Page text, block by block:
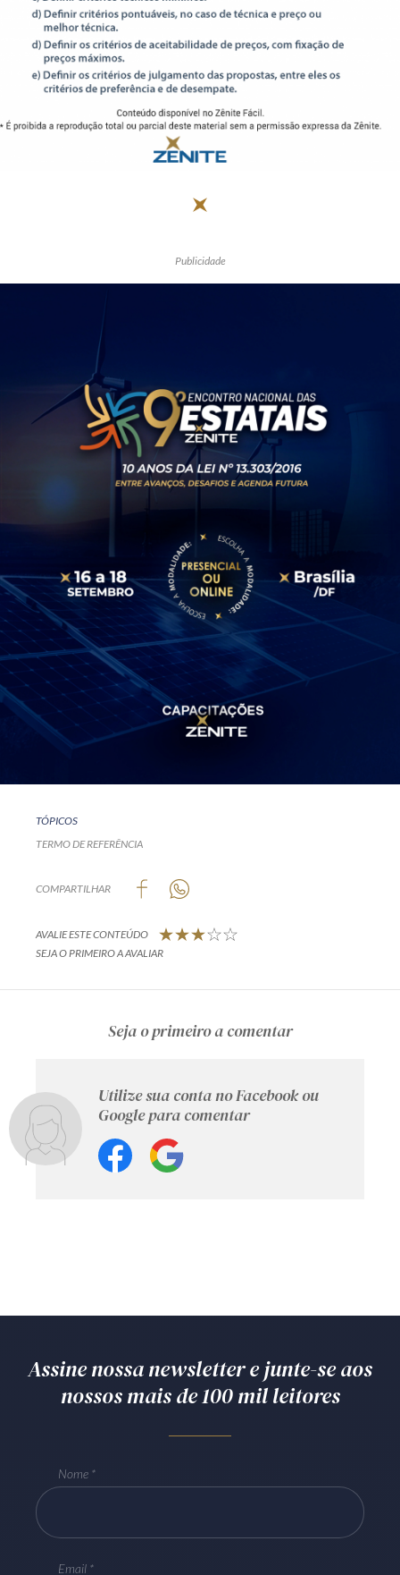
Av. Sete de Setembro, 4698
Batel Curitiba/PR CEP80240-000
Telefone (41) 2109-8666
Whatsapp (41) 98881-6616
Publicidade
TÓPICOS
TERMO DE REFERÊNCIA
COMPARTILHAR
AVALIE ESTE CONTEÚDO
SEJA O PRIMEIRO A AVALIAR
Seja o primeiro a comentar
Utilize sua conta no Facebook ou
Google para comentar
Assine nossa newsletter e junte-se aos
nossos mais de 100 mil leitores
Nome
Email